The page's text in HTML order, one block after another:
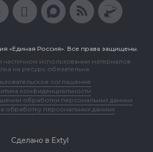
«Единая Россия». Все права защищены.
использовании материалов
на ресурс обязательна.
соглашение
конфиденциальности
обработки персональных данных
обработку персональных данных
Сделано в Extyl